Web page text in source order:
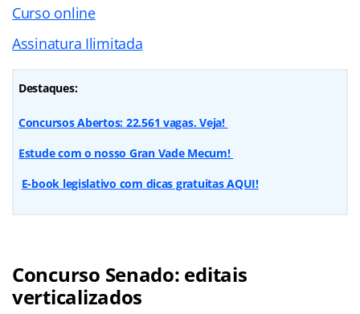
Curso online
Assinatura Ilimitada
Destaques:
Concursos Abertos: 22.561 vagas. Veja!
Estude com o nosso Gran Vade Mecum!
E-book legislativo com dicas gratuitas AQUI!
Concurso Senado: editais
verticalizados